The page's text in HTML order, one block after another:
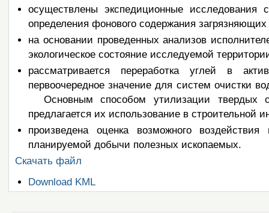
осуществлены экспедиционные
определения фонового содержания
на основании проведенных анализов
экологическое состояние исследуемой
рассматривается переработка углей в
первоочередное значение для систем
Основным способом утилизации твердых
предлагается их использование в строительной
произведена оценка возможного
планируемой добычи полезных ископаемых.
Скачать файл
Операции
с
Download KML